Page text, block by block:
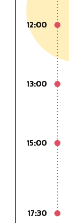
12:00
13:00
15:00
17:30